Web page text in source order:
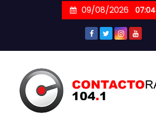
09/08/2026 07:04